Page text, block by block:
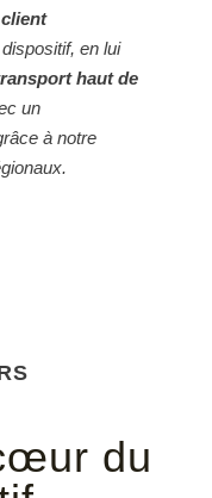
client
en lui
haut de
un
à notre
du